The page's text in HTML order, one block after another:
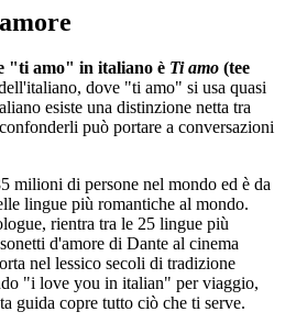
"ti amo" in italiano è Ti amo (tee
dove "ti amo" si usa quasi
esiste una distinzione netta tra
può portare a conversazioni
milioni di persone nel mondo ed è da
lingue più romantiche al mondo.
rientra tra le 25 lingue più
d'amore di Dante al cinema
nel lessico secoli di tradizione
"i love you in italian" per viaggio,
guida copre tutto ciò che ti serve.